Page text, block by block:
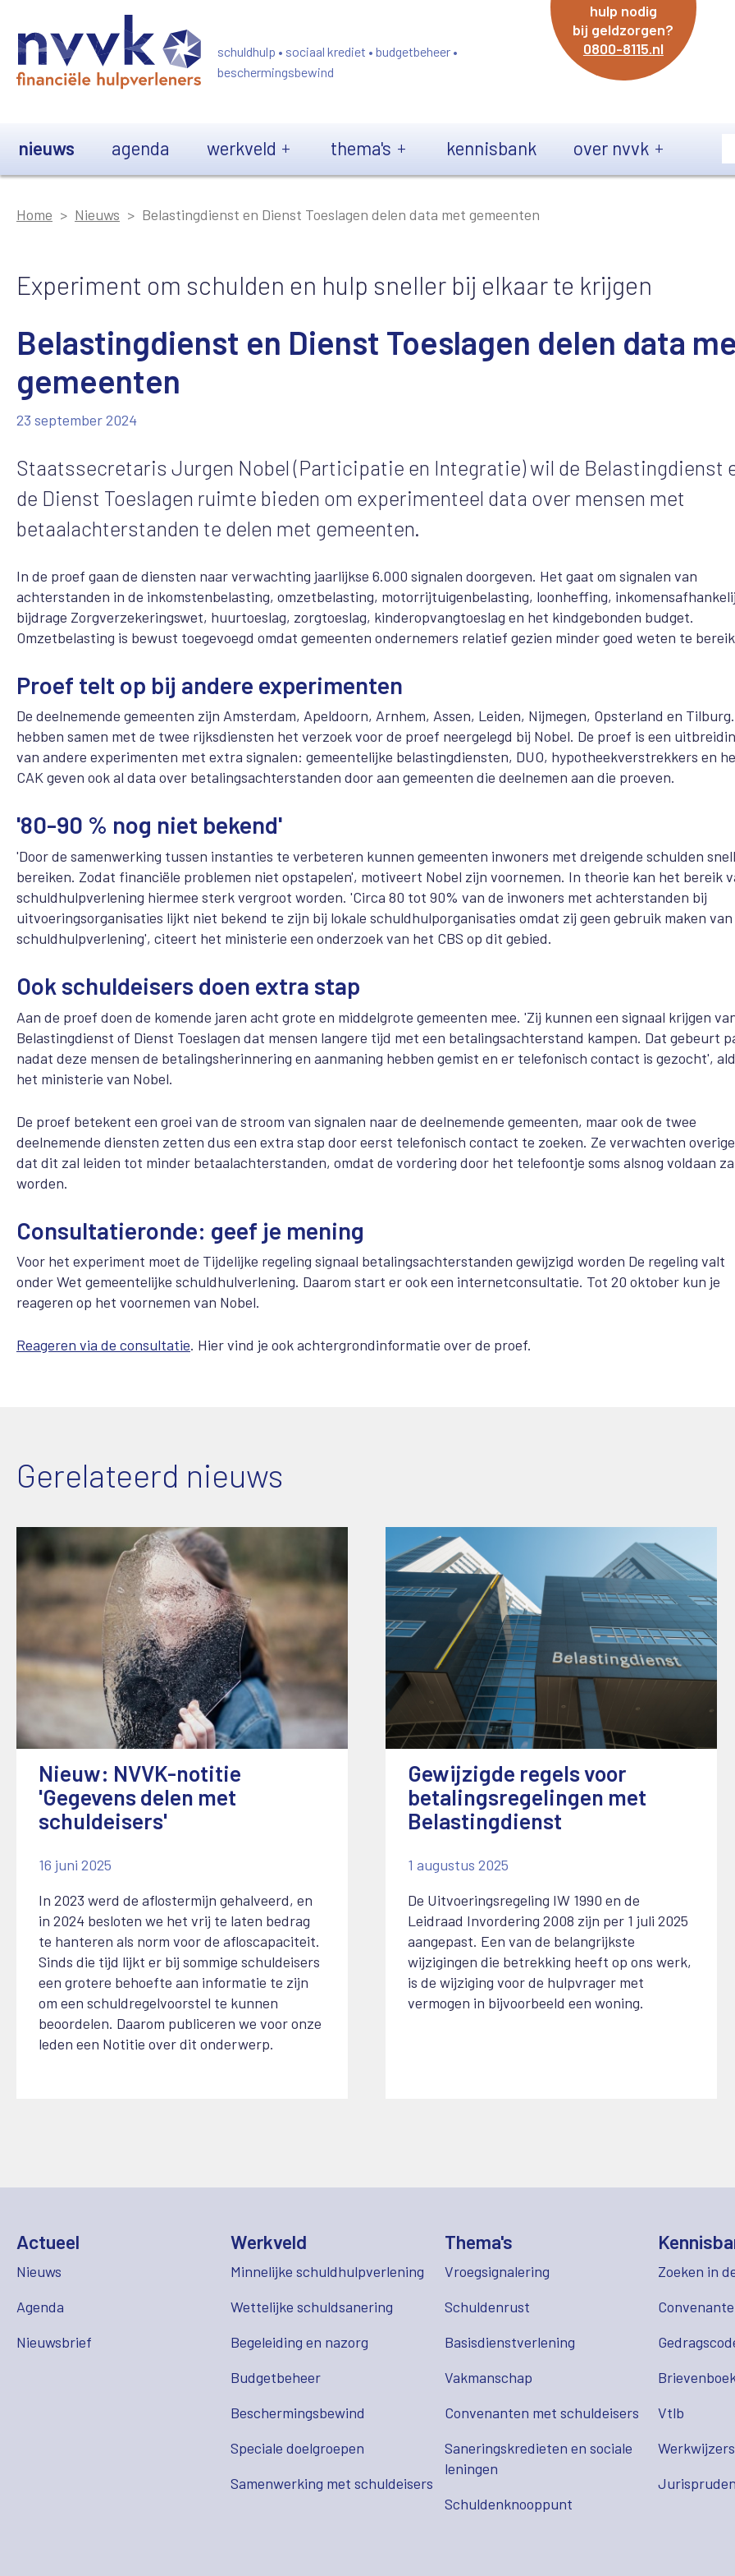
schuldhulp • sociaal krediet • budgetbeheer •
beschermingsbewind
hulp nodig
bij geldzorgen?
0800-8115.nl
nieuws agenda werkveld thema's kennisbank over nvvk
Home Nieuws Belastingdienst en Dienst Toeslagen delen data met gemeenten
Experiment om schulden en hulp sneller bij elkaar te krijgen
Belastingdienst en Dienst Toeslagen delen data
gemeenten
23 september 2024
Staatssecretaris Jurgen Nobel (Participatie en Integratie) wil de Belastingdienst
de Dienst Toeslagen ruimte bieden om experimenteel data over mensen met
betaalachterstanden te delen met gemeenten.
In de proef gaan de diensten naar verwachting jaarlijkse 6.000 signalen doorgeven. Het gaat om signalen van
achterstanden in de inkomstenbelasting, omzetbelasting, motorrijtuigenbelasting, loonheffing,
bijdrage Zorgverzekeringswet, huurtoeslag, zorgtoeslag, kinderopvangtoeslag en het kindgebonden budget.
Omzetbelasting is bewust toegevoegd omdat gemeenten ondernemers relatief gezien minder goed weten te
Proef telt op bij andere experimenten
De deelnemende gemeenten zijn Amsterdam, Apeldoorn, Arnhem, Assen, Leiden, Nijmegen, Opsterland en
hebben samen met de twee rijksdiensten het verzoek voor de proef neergelegd bij Nobel. De proef is een
van andere experimenten met extra signalen: gemeentelijke belastingdiensten, DUO, hypotheekverstrekkers en
CAK geven ook al data over betalingsachterstanden door aan gemeenten die deelnemen aan die proeven.
'80-90 % nog niet bekend'
'Door de samenwerking tussen instanties te verbeteren kunnen gemeenten inwoners met dreigende schulden
bereiken. Zodat financiële problemen niet opstapelen', motiveert Nobel zijn voornemen. In theorie kan het bereik
schuldhulpverlening hiermee sterk vergroot worden. 'Circa 80 tot 90% van de inwoners met achterstanden bij
uitvoeringsorganisaties lijkt niet bekend te zijn bij lokale schuldhulporganisaties omdat zij geen gebruik maken van
schuldhulpverlening', citeert het ministerie een onderzoek van het CBS op dit gebied.
Ook schuldeisers doen extra stap
Aan de proef doen de komende jaren acht grote en middelgrote gemeenten mee. 'Zij kunnen een signaal krijgen
Belastingdienst of Dienst Toeslagen dat mensen langere tijd met een betalingsachterstand kampen. Dat gebeurt
nadat deze mensen de betalingsherinnering en aanmaning hebben gemist en er telefonisch contact is gezocht',
het ministerie van Nobel.
De proef betekent een groei van de stroom van signalen naar de deelnemende gemeenten, maar ook de twee
deelnemende diensten zetten dus een extra stap door eerst telefonisch contact te zoeken. Ze verwachten
dat dit zal leiden tot minder betaalachterstanden, omdat de vordering door het telefoontje soms alsnog voldaan
worden.
Consultatieronde: geef je mening
Voor het experiment moet de Tijdelijke regeling signaal betalingsachterstanden gewijzigd worden De regeling valt
onder Wet gemeentelijke schuldhulverlening. Daarom start er ook een internetconsultatie. Tot 20 oktober kun je
reageren op het voornemen van Nobel.
Reageren via de consultatie. Hier vind je ook achtergrondinformatie over de proef.
Gerelateerd nieuws
Nieuw: NVVK-notitie
'Gegevens delen met
schuldeisers'
16 juni 2025
In 2023 werd de aflostermijn gehalveerd, en
in 2024 besloten we het vrij te laten bedrag
te hanteren als norm voor de afloscapaciteit.
Sinds die tijd lijkt er bij sommige schuldeisers
een grotere behoefte aan informatie te zijn
om een schuldregelvoorstel te kunnen
beoordelen. Daarom publiceren we voor onze
leden een Notitie over dit onderwerp.
Gewijzigde regels voor
betalingsregelingen met
Belastingdienst
1 augustus 2025
De Uitvoeringsregeling IW 1990 en de
Leidraad Invordering 2008 zijn per 1 juli 2025
aangepast. Een van de belangrijkste
wijzigingen die betrekking heeft op ons werk,
is de wijziging voor de hulpvrager met
vermogen in bijvoorbeeld een woning.
Actueel
Nieuws
Agenda
Nieuwsbrief
Werkveld
Minnelijke schuldhulpverlening
Wettelijke schuldsanering
Begeleiding en nazorg
Budgetbeheer
Beschermingsbewind
Speciale doelgroepen
Samenwerking met schuldeisers
Thema's
Vroegsignalering
Schuldenrust
Basisdienstverlening
Vakmanschap
Convenanten met schuldeisers
Saneringskredieten en sociale
leningen
Schuldenknooppunt
Zoeken in
Vtlb
Werkwijzers